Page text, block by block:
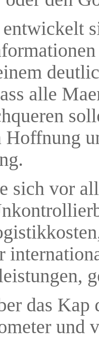
alle
Hoffnung
sich vor
das Kap
und